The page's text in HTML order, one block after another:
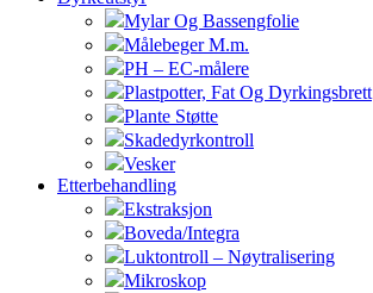
Mylar Og Bassengfolie
Målebeger M.m.
PH – EC-målere
Plastpotter, Fat Og Dyrkingsbrett
Plante Støtte
Skadedyrkontroll
Vesker
Etterbehandling
Ekstraksjon
Boveda/Integra
Luktontroll – Nøytralisering
Mikroskop